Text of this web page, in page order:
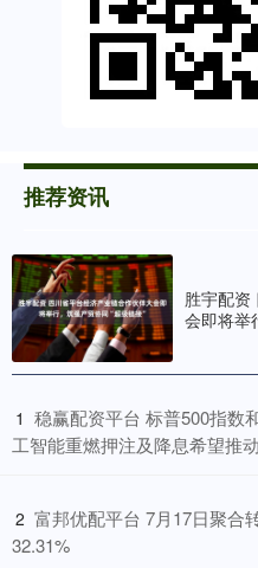
推荐资讯
胜宇配资
会即将举
1 稳赢配资平台 标普500指数
工智能重燃押注及降息希望推动
2 富邦优配平台 7月17日聚合
32.31%